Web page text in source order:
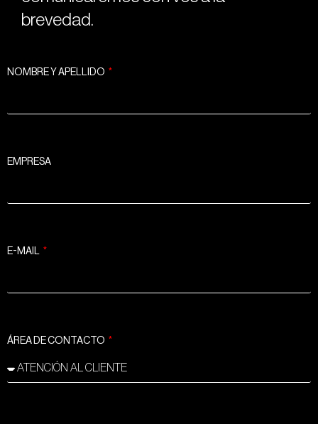
brevedad.
NOMBRE Y APELLIDO
EMPRESA
E-MAIL
ÁREA DE CONTACTO